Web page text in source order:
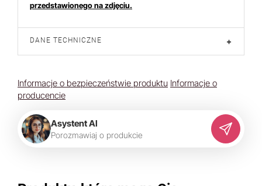
przedstawionego na zdjęciu.
DANE TECHNICZNE +
Informacje o bezpieczeństwie produktu Informacje o
producencie
Asystent AI
Porozmawiaj o produkcie